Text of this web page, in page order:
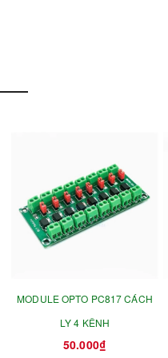
MODULE OPTO PC817 CÁCH
LY 4 KÊNH
50.000₫